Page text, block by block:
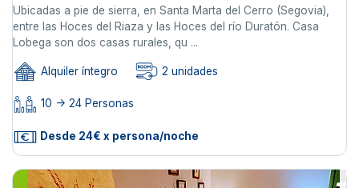
Ubicadas a pie de sierra, en Santa Marta del Cerro (Segovia),
entre las Hoces del Riaza y las Hoces del río Duratón. Casa
Lobega son dos casas rurales, qu ...
Alquiler íntegro 2 unidades
10 -> 24 Personas
Desde 24€ x persona/noche